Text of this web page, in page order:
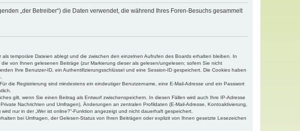
„der Betreiber“) die Daten verwendet, die während Ihres Foren-Besuchs gesammelt
temporäre Dateien ablegt und die zwischen den einzelnen Aufrufen des Boards erhalten bleiben. In
von Ihnen gelesenen Beiträge (zur Markierung dieser als gelesen/ungelesen; sofern Sie nicht
Ihre Benutzer-ID, ein Authentifizierungsschlüssel und eine Session-ID gespeichert. Die Cookies haben
die Registrierung sind mindestens ein eindeutiger Benutzername, eine E-Mail-Adresse und ein Passwort
gilt, wenn Sie einen Beitrag als Entwurf zwischenspeichern. In diesen Fällen wird auch Ihre IP-Adresse
Nachrichten und Umfragen), Änderungen an zentralen Profildaten (E-Mail-Adresse, Kontoaktivierung,
nur in der „Wer ist online?“-Funktion angezeigt und nicht dauerhaft gespeichert.
bei Umfragen, der Gelesen-Status von Ihren Beiträgen oder explizit von Ihnen gesetzte Lesezeichen